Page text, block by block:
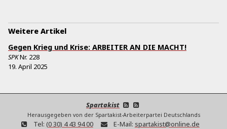
Weitere Artikel
Gegen Krieg und Krise: ARBEITER AN DIE MACHT!
SPKNr. 228
19. April 2025
Spartakist
Herausgegeben von der Spartakist-Arbeiterpartei Deutschlands
Tel: (0 30) 4 43 94 00 E-Mail: spartakist@online.de